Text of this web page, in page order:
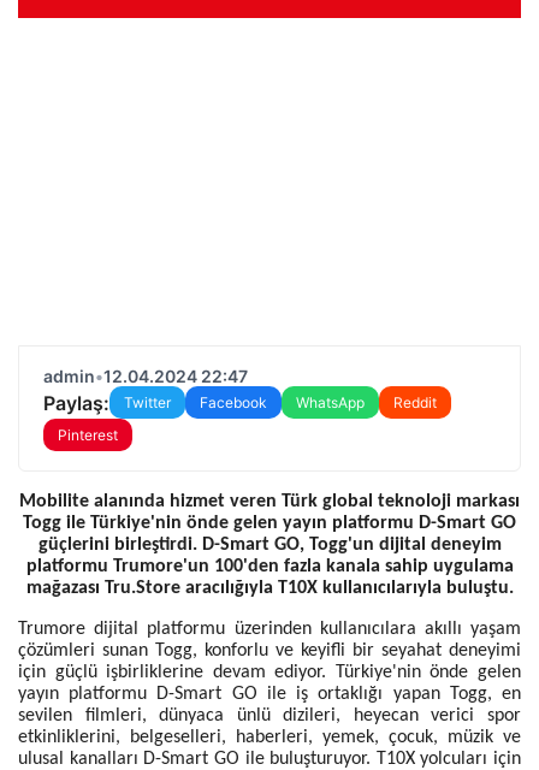
admin•12.04.2024 22:47
Paylaş: Twitter Facebook WhatsApp
Reddit
Pinterest
Mobilite alanında hizmet veren Türk global teknoloji markası
Togg ile Türkiye'nin önde gelen yayın platformu D-Smart GO
güçlerini birleştirdi. D-Smart GO, Togg'un dijital deneyim
platformu Trumore'un 100'den fazla kanala sahip uygulama
mağazası Tru.Store aracılığıyla T10X kullanıcılarıyla buluştu.
Trumore dijital platformu üzerinden kullanıcılara akıllı yaşam
çözümleri sunan Togg, konforlu ve keyifli bir seyahat deneyimi
için güçlü işbirliklerine devam ediyor. Türkiye'nin önde gelen
yayın platformu D-Smart GO ile iş ortaklığı yapan Togg, en
sevilen filmleri, dünyaca ünlü dizileri, heyecan verici spor
etkinliklerini, belgeselleri, haberleri, yemek, çocuk, müzik ve
ulusal kanalları D-Smart GO ile buluşturuyor. T10X yolcuları için